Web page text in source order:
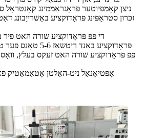
זכּרון סטראַפּינג פּראָדוקציע באַשרייַבונג
פּראָדוקציע באַנד
פּפּ פּראָדוקציע שורה האט זעקס בעלץ,